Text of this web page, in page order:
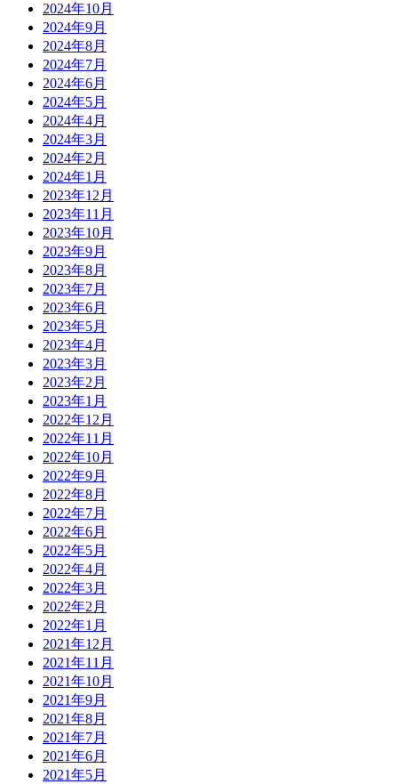
2024年10月
2024年9月
2024年8月
2024年7月
2024年6月
2024年5月
2024年4月
2024年3月
2024年2月
2024年1月
2023年12月
2023年11月
2023年10月
2023年9月
2023年8月
2023年7月
2023年6月
2023年5月
2023年4月
2023年3月
2023年2月
2023年1月
2022年12月
2022年11月
2022年10月
2022年9月
2022年8月
2022年7月
2022年6月
2022年5月
2022年4月
2022年3月
2022年2月
2022年1月
2021年12月
2021年11月
2021年10月
2021年9月
2021年8月
2021年7月
2021年6月
2021年5月